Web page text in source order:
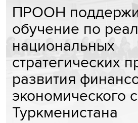
ПРООН
обучение по
национальных
стратегических
развития
экономического
Туркменистана